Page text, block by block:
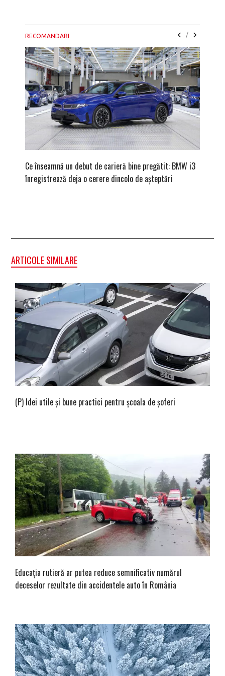
RECOMANDARI /
Ce înseamnă un debut de carieră bine pregătit: BMW i3
înregistrează deja o cerere dincolo de așteptări
ARTICOLE SIMILARE
(P) Idei utile și bune practici pentru școala de șoferi
Educația rutieră ar putea reduce semnificativ numărul
deceselor rezultate din accidentele auto în România